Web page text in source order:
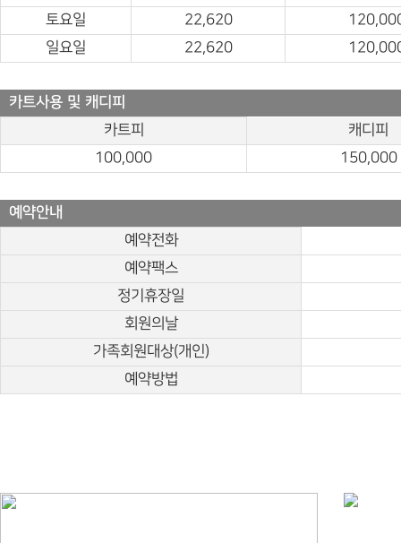
토요일
22,620
일요일
22,620
카트사용 및 캐디피
카트피
캐디피
100,000
150,000
예약안내
예약전화
예약팩스
정기휴장일
회원의날
가족회원대상(개인)
예약방법